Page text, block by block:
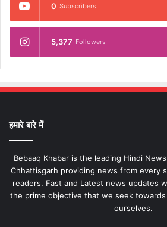
0 Subscribers
5,377 Followers
हमारे बारे में
Bebaaq Khabar is the leading Hindi
Chhattisgarh providing news from every
readers. Fast and Latest news updates
the prime objective that we seek
ourselves.